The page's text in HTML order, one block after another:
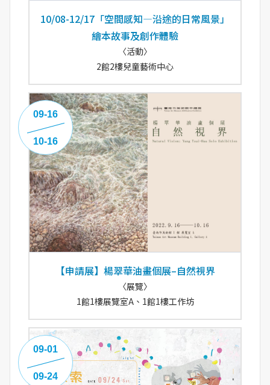
10/08-12/17「空間感知—沿途的日常風景」
繪本故事及創作體驗
〈活動〉
2館2樓兒童藝術中心
【申請展】楊翠華油畫個展–自然視界
〈展覽〉
1館1樓展覽室A、1館1樓工作坊
09-16
10-16
09-01
09-24